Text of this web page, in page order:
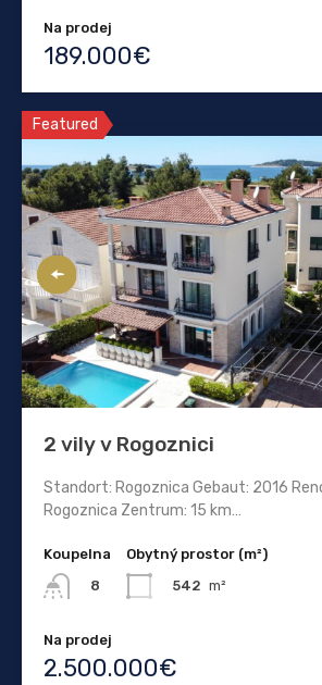
Na prodej
189.000€
Featured
2 vily v Rogoznici
Standort: Rogoznica Gebaut: 2016
Rogoznica Zentrum: 15 km…
Koupelna
8
Obytný prostor (m²)
542 m²
Na prodej
2.500.000€